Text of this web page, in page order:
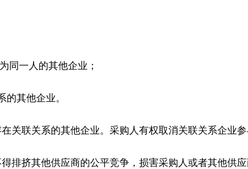
同一人的其他企业；
的其他企业。
关联关系的其他企业。采购人有权取消关联关系企业
排挤其他供应商的公平竞争，损害采购人或者其他供应